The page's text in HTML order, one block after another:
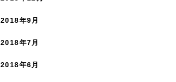
2018年9月
2018年7月
2018年6月